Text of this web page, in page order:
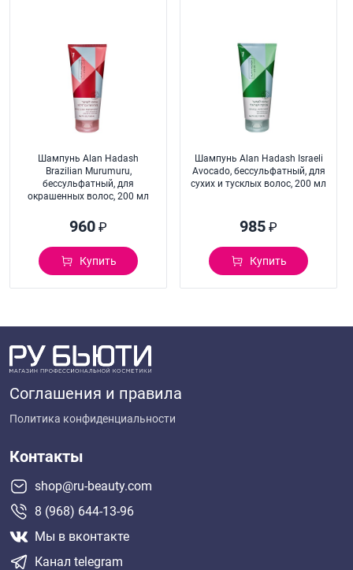
Шампунь Alan Hadash
Brazilian Murumuru,
бессульфатный, для
окрашенных волос, 200 мл
960 ₽
Купить
Шампунь Alan Hadash Israeli
Avocado, бессульфатный, для
сухих и тусклых волос, 200 мл
985 ₽
Купить
Соглашения и правила
Политика конфиденциальности
Контакты
shop@ru-beauty.com
8 (968) 644-13-96
Мы в вконтакте
Канал telegram